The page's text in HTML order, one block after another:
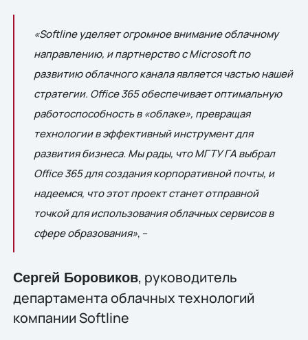
«Softline уделяет огромное внимание облачному
направлению, и партнерство с Microsoft по
развитию облачного канала является частью нашей
стратегии. Office 365 обеспечивает оптимальную
работоспособность в «облаке», превращая
технологии в эффективный инструмент для
развития бизнеса. Мы рады, что МГТУ ГА выбрал
Office 365 для создания корпоративной почты, и
надеемся, что этот проект станет отправной
точкой для использования облачных сервисов в
сфере образования», –
Сергей Боровиков, руководитель
департамента облачных технологий
компании Softline